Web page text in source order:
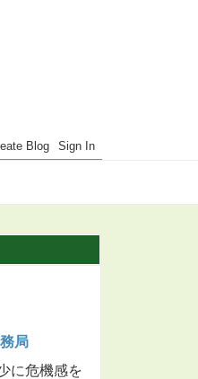
局
に危機感を